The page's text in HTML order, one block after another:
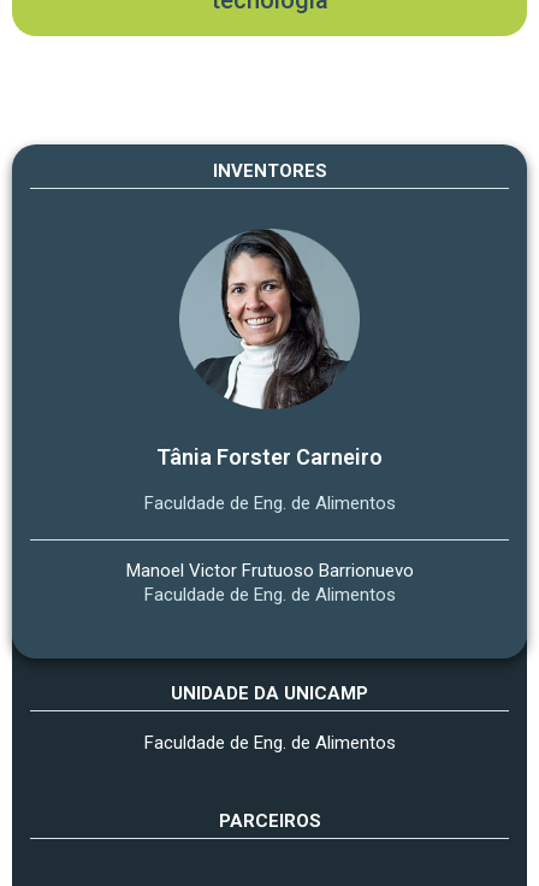
INVENTORES
Tânia Forster Carneiro
Faculdade de Eng. de Alimentos
Manoel Victor Frutuoso Barrionuevo
Faculdade de Eng. de Alimentos
UNIDADE DA UNICAMP
Faculdade de Eng. de Alimentos
PARCEIROS